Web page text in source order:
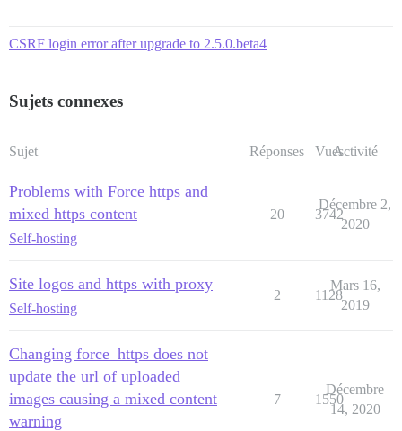
CSRF login error after upgrade to 2.5.0.beta4
Sujets connexes
Sujet Réponses VuesActivité
Problems with Force https and
mixed https content
Self-hosting
20 3742
Décembre 2,
2020
Site logos and https with proxy
Self-hosting
2 1128
Mars 16,
2019
Changing force_https does not
update the url of uploaded
images causing a mixed content
warning
7 1550
Décembre
14, 2020